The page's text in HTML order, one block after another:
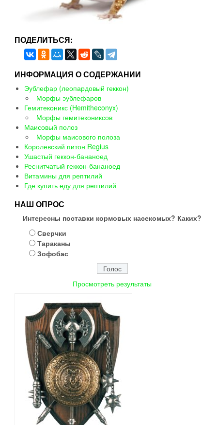
ПОДЕЛИТЬСЯ:
ИНФОРМАЦИЯ О СОДЕРЖАНИИ
Эублефар (леопардовый геккон)
Морфы эублефаров
Гемитеконикс (Hemitheconyx)
Морфы гемитекониксов
Маисовый полоз
Морфы маисового полоза
Королевский питон Regius
Ушастый геккон-бананоед
Реснитчатый геккон-бананоед
Витамины для рептилий
Где купить еду для рептилий
НАШ ОПРОС
Интересны поставки кормовых насекомых? Каких?
Сверчки
Тараканы
Зофобас
Просмотреть результаты